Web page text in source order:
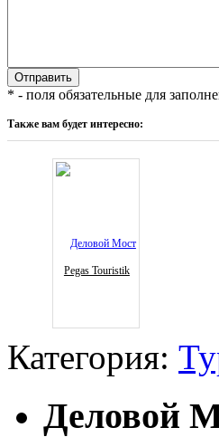
* - поля обязательные для
Также вам будет интересно:
Pegas Touristik
Категория:
Деловой